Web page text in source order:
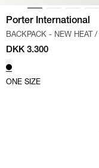
Porter International
BACKPACK - NEW HEAT /
DKK 3.300
ONE SIZE